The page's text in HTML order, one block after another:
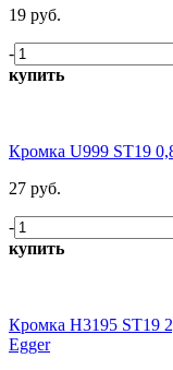
19 руб.
-
купить
Кромка U999 ST19
27 руб.
-
купить
Кромка H3195 ST19
Egger